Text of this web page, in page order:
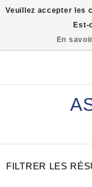
FILTRER LES
Veuillez accepter les
Est-
En